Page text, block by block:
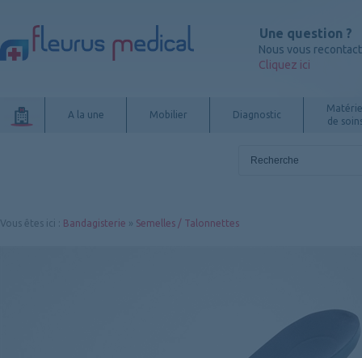
Une question ?
Nous vous
Cliquez ici
A la une Mobilier Diagnostic
de
Vous êtes ici Bandagisterie » Semelles / Talonnettes